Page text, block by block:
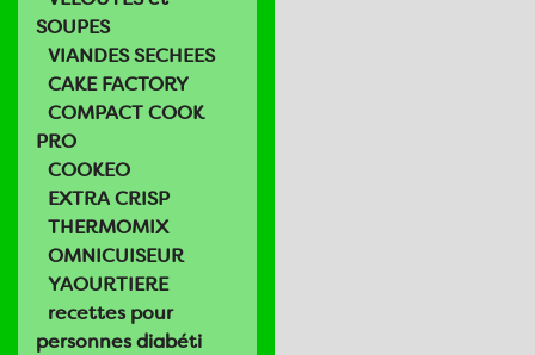
SOUPES
VIANDES SECHEES
CAKE FACTORY
COMPACT COOK
PRO
COOKEO
EXTRA CRISP
THERMOMIX
OMNICUISEUR
YAOURTIERE
recettes pour
personnes diabéti